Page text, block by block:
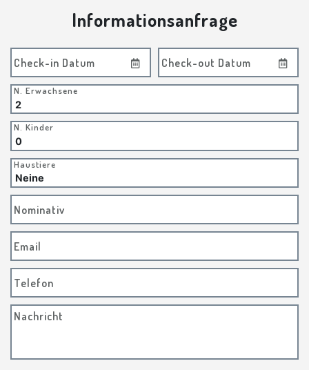
Informationsanfrage
Check-in Datum Check-out Datum
N. Erwachsene
N. Kinder
Haustiere
Nominativ
Email
Telefon
Nachricht